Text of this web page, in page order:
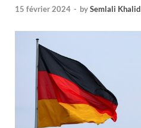
15 février 2024 - bySemlali Khalid